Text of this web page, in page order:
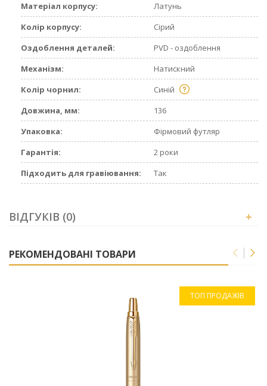
Матеріал корпусу:
Латунь
Колір корпусу:
Сірий
Оздоблення деталей:
PVD - оздоблення
Механізм:
Натискний
Колір чорнил:
Синій
Довжина, мм:
136
Упаковка:
Фірмовий футляр
Гарантія:
2 роки
Підходить для гравіювання:
Так
ВІДГУКІВ (0) +
РЕКОМЕНДОВАНІ ТОВАРИ
ТОП ПРОДАЖІВ